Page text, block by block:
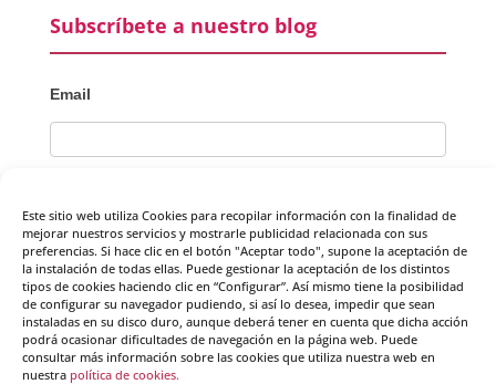
Este sitio web utiliza Cookies para recopilar información con la finalidad de
mejorar nuestros servicios y mostrarle publicidad relacionada con sus
preferencias. Si hace clic en el botón "Aceptar todo", supone la aceptación de
la instalación de todas ellas. Puede gestionar la aceptación de los distintos
tipos de cookies haciendo clic en “Configurar”. Así mismo tiene la posibilidad
de configurar su navegador pudiendo, si así lo desea, impedir que sean
instaladas en su disco duro, aunque deberá tener en cuenta que dicha acción
podrá ocasionar dificultades de navegación en la página web. Puede
consultar más información sobre las cookies que utiliza nuestra web en
nuestra política de cookies.
Subscríbete a nuestro blog
Email
Crearte Coaching utiliza tus datos para enviarte información de
interés. No cedemos tus datos a terceros y podrás acceder a
ellos, rectificarlos y suprimirlos como se explica en nuestra
política de privacidad.